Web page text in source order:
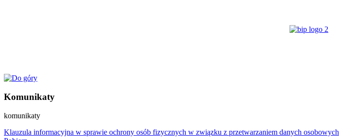
Komunikaty
komunikaty
Klauzula informacyjna w sprawie ochrony osób fizycznych w związku z przetwarzaniem danych osobowych